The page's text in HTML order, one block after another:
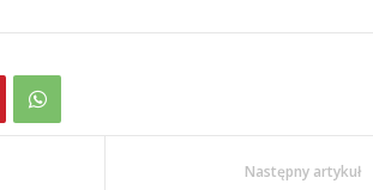
Następny artykuł